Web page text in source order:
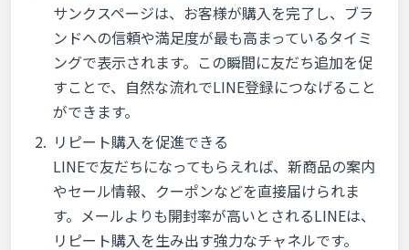
サンクスページは、お客様が購入を完了し、ブラ
ンドへの信頼や満足度が最も高まっているタイミ
ングで表示されます。この瞬間に友だち追加を促
すことで、自然な流れでLINE登録につなげること
ができます。
リピート購入を促進できる
LINEで友だちになってもらえれば、新商品の案内
やセール情報、クーポンなどを直接届けられま
す。メールよりも開封率が高いとされるLINEは、
リピート購入を生み出す強力なチャネルです。